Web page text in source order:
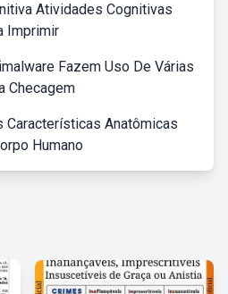
Atividades Cognitivas
Imprimir
Fazem Uso De Várias
Checagem
Características Anatômicas
Humano